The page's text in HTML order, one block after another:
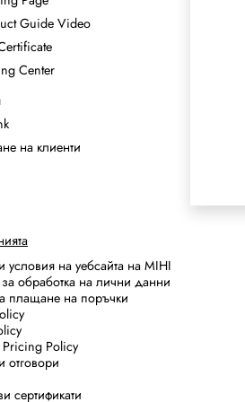
Guide Video
Center
на клиенти
условия на уебсайта на MIHI
обработка на лични данни
плащане на поръчки
Policy
отговори
сертификати